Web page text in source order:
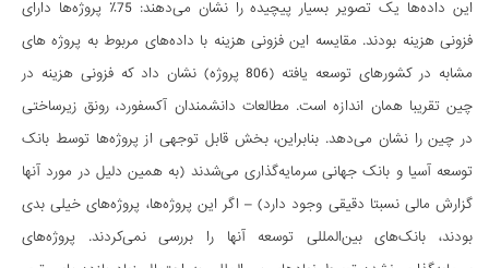
این داده‌ها یک تصویر بسیار پیچیده را نشان می‌دهند: 75٪ پروژه‌ها دارای
فزونی هزینه بودند. مقایسه این فزونی هزینه با داده‌های مربوط به پروژه های
مشابه در کشورهای توسعه یافته (806 پروژه) نشان داد که فزونی هزینه در
چین تقریبا همان اندازه است. مطالعات دانشمندان آکسفورد، رونق زیرساختی
در چین را نشان می‌دهد. بنابراین، بخش قابل توجهی از پروژه‌ها توسط بانک
توسعه آسیا و بانک جهانی سرمایه‌گذاری می‌شدند (به همین دلیل در مورد آنها
گزارش مالی نسبتا دقیقی وجود دارد) – اگر این پروژه‌ها، پروژه‌های خیلی بدی
بودند، بانک‌های بین‌المللی توسعه آنها را بررسی نمی‌کردند. پروژه‌های